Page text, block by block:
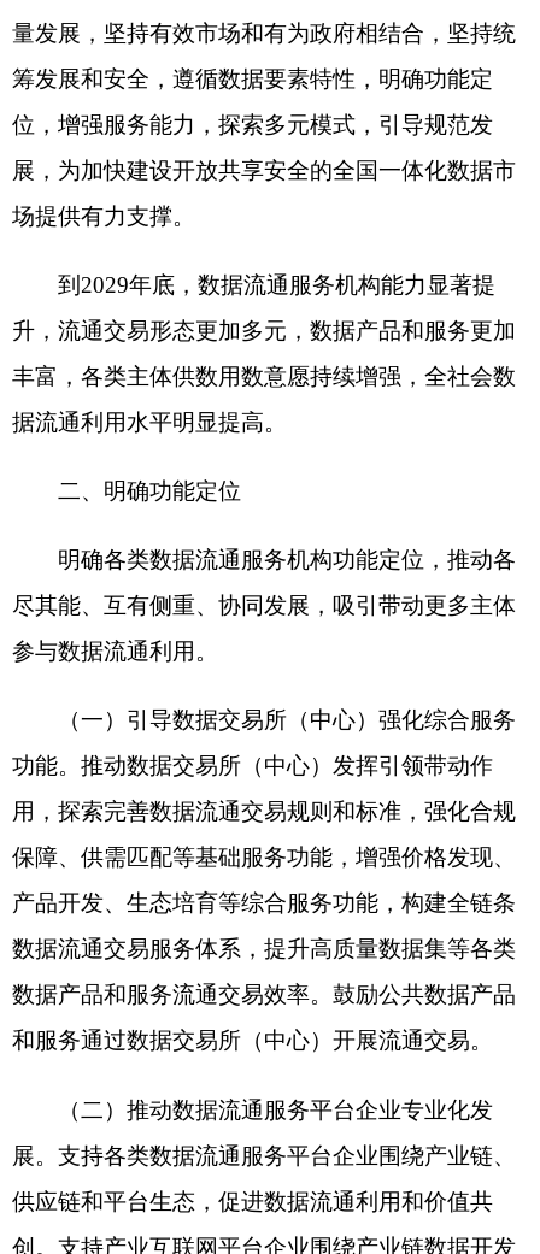
据流通利用水平明显提高。
二、明确功能定位
明确各类数据流通服务机构功能定位，推动各
尽其能、互有侧重、协同发展，吸引带动更多主体
参与数据流通利用。
（一）引导数据交易所（中心）强化综合服务
用，探索完善数据流通交易规则和标准，强化合规
保障、供需匹配等基础服务功能，增强价格发现、
产品开发、生态培育等综合服务功能，构建全链条
数据产品和服务流通交易效率。鼓励公共数据产品
（二）推动数据流通服务平台企业专业化发
创。支持产业互联网平台企业围绕产业链数据开发
持数据基础设施运营方以数据基础设施为载体，发
挥保障数据安全合规高效流通的优势，协同多主体
构建数据价值共创新机制。鼓励云服务平台企业强
化数据汇聚、生态链接功能，探索“一站式”数据流
通利用新模式。
（三）支持数据商加大数据产品和服务开发力
度。支持数据商通过自采销售、购买转售等方式，
求，开发数据产品，提供数据采集、加工处理、流
通交易等灵活多样的服务，探索开发高质量数据
集、数据即服务等流通交易新模式。支持符合条件